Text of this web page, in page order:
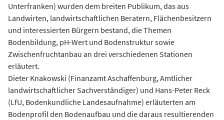
Unterfranken) wurden dem breiten Publikum, das aus
Landwirten, landwirtschaftlichen Beratern, Flächenbesitzern
und interessierten Bürgern bestand, die Themen
Bodenbildung, pH-Wert und Bodenstruktur sowie
Zwischenfruchtanbau an drei verschiedenen Stationen
erläutert.
Dieter Knakowski (Finanzamt Aschaffenburg, Amtlicher
landwirtschaftlicher Sachverständiger) und Hans-Peter Reck
(LfU, Bodenkundliche Landesaufnahme) erläuterten am
Bodenprofil den Bodenaufbau und die daraus resultierenden